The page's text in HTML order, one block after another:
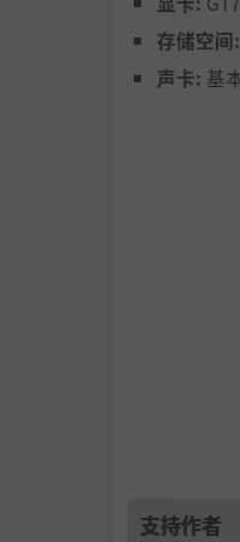
存储空间:
声卡: 基
支持作者